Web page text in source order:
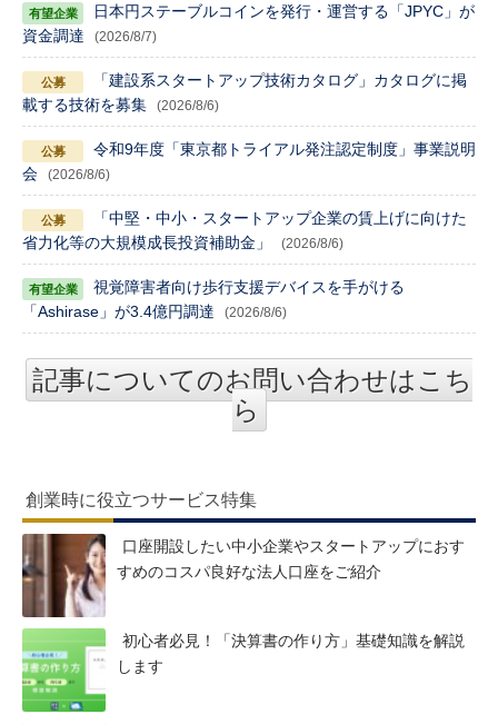
日本円ステーブルコインを発行・運営する「JPYC」が
資金調達
(2026/8/7)
「建設系スタートアップ技術カタログ」カタログに掲
載する技術を募集
(2026/8/6)
令和9年度「東京都トライアル発注認定制度」事業説明
会
(2026/8/6)
「中堅・中小・スタートアップ企業の賃上げに向けた
省力化等の大規模成長投資補助金」
(2026/8/6)
視覚障害者向け歩行支援デバイスを手がける
「Ashirase」が3.4億円調達
(2026/8/6)
記事についてのお問い合わせはこち
ら
創業時に役立つサービス特集
口座開設したい中小企業やスタートアップにおす
すめのコスパ良好な法人口座をご紹介
初心者必見！「決算書の作り方」基礎知識を解説
します